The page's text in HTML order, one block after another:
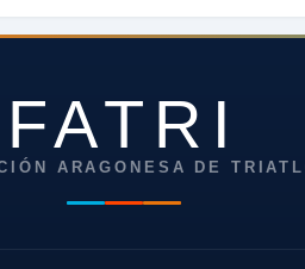
FATRI
ARAGONESA DE